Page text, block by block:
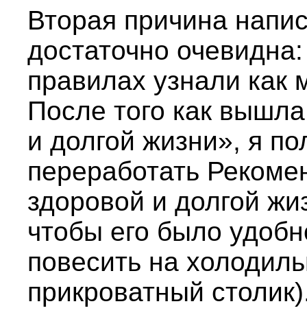
Вторая причина
достаточно
правилах узнали
После того как
и долгой жизни», я
переработать
здоровой и долгой
чтобы его было
повесить на
прикроватный